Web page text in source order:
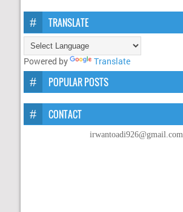
TRANSLATE
Powered by Translate
POPULAR POSTS
CONTACT
irwantoadi926@gmail.com